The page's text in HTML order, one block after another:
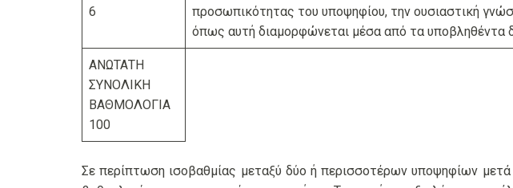
6
προσωπικότητας του υποψηφίου, την ουσιαστική
όπως αυτή διαμορφώνεται μέσα από τα υποβληθέντα
ΑΝΩΤΑΤΗ
ΣΥΝΟΛΙΚΗ
ΒΑΘΜΟΛΟΓΙΑ
100
Σε περίπτωση ισοβαθμίας μεταξύ δύο ή περισσοτέρων υποψηφίων μετά